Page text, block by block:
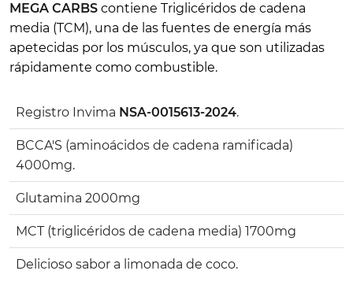
MEGA CARBS contiene Triglicéridos de cadena
media (TCM), una de las fuentes de energía más
apetecidas por los músculos, ya que son utilizadas
rápidamente como combustible.
Registro Invima NSA-0015613-2024.
BCCA'S (aminoácidos de cadena ramificada)
4000mg.
Glutamina 2000mg
MCT (triglicéridos de cadena media) 1700mg
Delicioso sabor a limonada de coco.